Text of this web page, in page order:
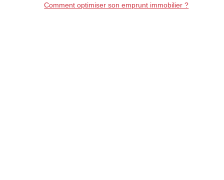
Comment optimiser son emprunt immobilier ?